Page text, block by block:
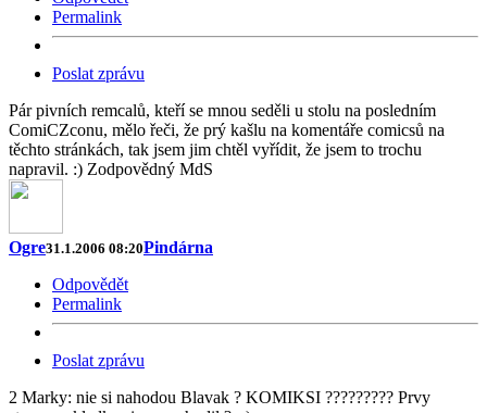
Permalink
Poslat zprávu
Pár pivních remcalů, kteří se mnou seděli u stolu na posledním
ComiCZconu, mělo řeči, že prý kašlu na komentáře comicsů na
těchto stránkách, tak jsem jim chtěl vyřídit, že jsem to trochu
napravil. :) Zodpovědný MdS
Ogre31.1.2006 08:20Pindárna
Odpovědět
Permalink
Poslat zprávu
2 Marky: nie si nahodou Blavak ? KOMIKSI ????????? Prvy